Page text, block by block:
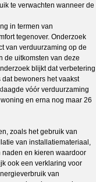
te verwachten wanneer de
in termen van
tegenover. Onderzoek
van verduurzaming op de
de uitkomsten van deze
blijkt dat verbetering
bewoners het vaakst
vóór verduurzaming
en erna nog maar 26
zoals het gebruik van
van installatiemateriaal,
en kieren waardoor
ook een verklaring voor
van